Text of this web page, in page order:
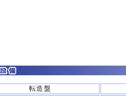
転造盤